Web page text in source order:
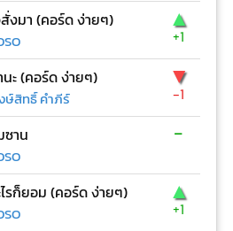
สั่งมา (คอร์ด ง่ายๆ) ▲
+1
นะ (คอร์ด ง่ายๆ)
ษ์สิทธิ์ คำภีร์
▼
-1
ซาน -
ไรก็ยอม (คอร์ด ง่ายๆ) ▲
+1